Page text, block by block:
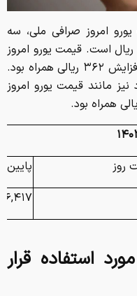
امروز صرافی ملی، سه
شنبه، ۶ آذر ۱۴۰۳، معادل ۵۴۶,۴۱۷ ریال است. قیمت یورو امروز
صرافی ملی نسبت به روز گذشته با افزایش ۳۶۲ ریالی همراه بود.
در بازار آزاد نیز مانند قیمت یورو امروز
روز
استفاده قرار